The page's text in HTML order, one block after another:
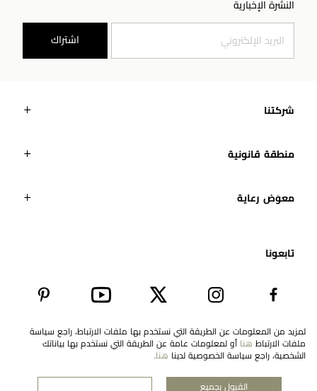
النشرة الإخبارية
اشتراك
شركتنا
منطقة قانونية
معوَض رعاية
تابعونا​
United Arab Emirates
EN
لمزيد من المعلومات عن الطريقة التي نستخدم بها ملفات الارتباط، راجع سياسة
ملفات الارتباط هنا
أو لمعلومات عامة عن الطريقة التي نستخدم بها بياناتك
الشخصية، راجع سياسة الخصوصية لدينا هنا.
القبول بجميع